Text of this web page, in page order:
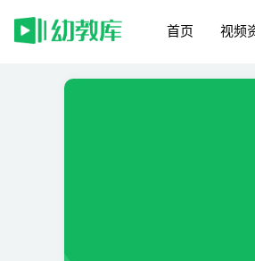
首页 视频